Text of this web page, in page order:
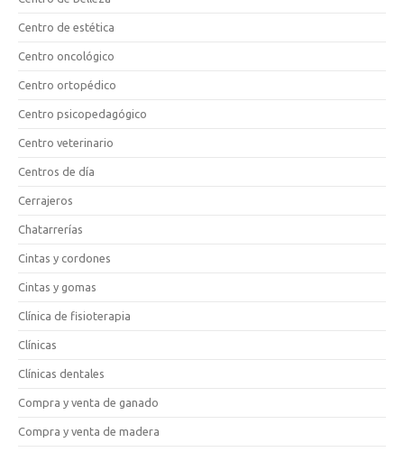
Centro de estética
Centro oncológico
Centro ortopédico
Centro psicopedagógico
Centro veterinario
Centros de día
Cerrajeros
Chatarrerías
Cintas y cordones
Cintas y gomas
Clínica de fisioterapia
Clínicas
Clínicas dentales
Compra y venta de ganado
Compra y venta de madera